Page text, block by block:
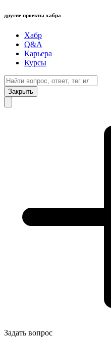
другие проекты хабра
Хабр
Q&A
Карьера
Курсы
Закрыть
Задать вопрос